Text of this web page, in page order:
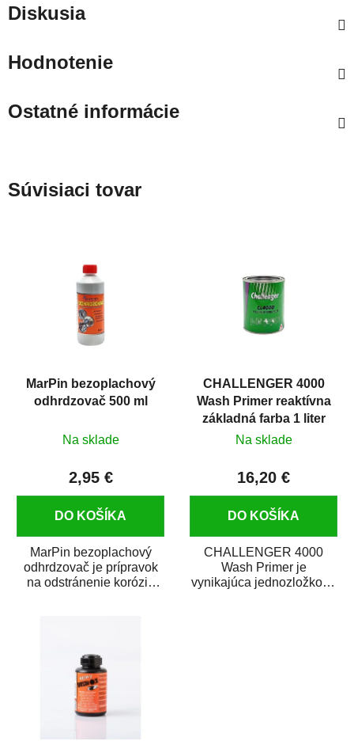
Diskusia
Hodnotenie
Ostatné informácie
Súvisiaci tovar
MarPin bezoplachový
odhrdzovač 500 ml
Na sklade
2,95 €
DO KOŠÍKA
MarPin bezoplachový
odhrdzovač je prípravok
na odstránenie korózie
CHALLENGER 4000
Wash Primer reaktívna
základná farba 1 liter
Na sklade
16,20 €
DO KOŠÍKA
CHALLENGER 4000
Wash Primer je
vynikajúca jednozložková